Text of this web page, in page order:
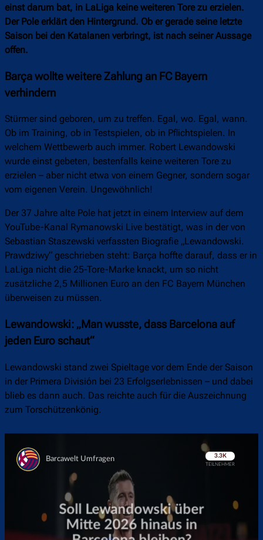
einst darum bat, in LaLiga keine weiteren Tore zu erzielen.
Der Pole erklärt den Hintergrund. Ob er gerade seine letzte
Saison bei den Katalanen verbringt, ist nach seiner Aussage
offen.
Barça wollte weitere Zahlung an FC Bayern
verhindern
Stürmer sind geboren, um zu treffen. Egal, wo. Egal, wann.
Ob im Training, ob in Testspielen, ob in Pflichtspielen. In
welchem Wettbewerb auch immer. Robert Lewandowski
wurde einst gebeten, bestenfalls keine weiteren Tore zu
erzielen – aber nicht etwa von einem Gegner, sondern sogar
vom eigenen Verein. Ungewöhnlich!
Der 37 Jahre alte Pole hat jetzt in einem Interview auf dem
YouTube-Kanal Rymanowski Live bestätigt, was in der von
Sebastian Staszewski verfassten Biografie „Lewandowski.
Prawdziwy“ geschrieben steht: Barça hoffte darauf, dass er in
LaLiga nicht die 25-Tore-Marke knackt, um so nicht
zusätzliche 2,5 Millionen Euro an den FC Bayern München
überweisen zu müssen.
Lewandowski: „Man wusste, dass Barcelona auf
jeden Euro schaut“
Lewandowski stand zwei Spieltage vor dem Ende der Saison
in der Primera División bei 23 Erfolgserlebnissen – und dabei
blieb es dann auch. Das reichte auch für die Auszeichnung
zum Torschützenkönig.
Überspringen